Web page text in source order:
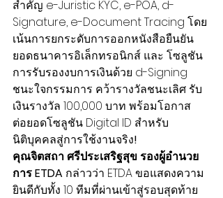
สำคัญ e-Juristic KYC, e-POA, d-
Signature, e-Document Tracing โดย
เน้นการยกระดับการออกหนังสือยืนยัน
ยอดธนาคารอิเล็กทรอนิกส์ และ โซลูชัน
การรับรองงบการเงินด้วย d-Signing
ชนะใจกรรมการ คว้ารางวัลชนะเลิศ รับ
เงินรางวัล 100,000 บาท พร้อมโอกาส
ต่อยอดโซลูชัน Digital ID สำหรับ
นิติบุคคลสู่การใช้งานจริง!
คุณจิตสถา ศรีประเสริฐสุข รองผู้อำนวย
การ ETDA กล่าวว่า ETDA ขอแสดงความ
ยินดีกับทั้ง 10 ทีมที่ผ่านเข้าสู่รอบสุดท้าย